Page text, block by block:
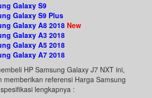
Galaxy S9
Galaxy S9 Plus
Galaxy A8 2018 New
Galaxy A3 2018
Galaxy A5 2018
Galaxy A7 2018
HP Samsung Galaxy J7 NXT ini,
memberikan referensi Harga Samsung
lengkapnya :